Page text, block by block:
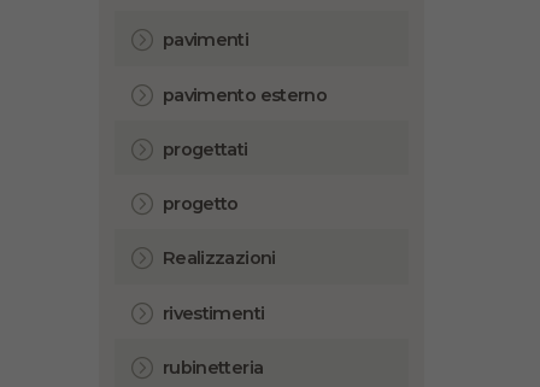
pavimenti
pavimento esterno
progettati
progetto
Realizzazioni
rivestimenti
rubinetteria